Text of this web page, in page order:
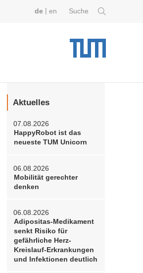
Suche
de en
Aktuelles
07.08.2026
HappyRobot ist das
neueste TUM Unicorn
06.08.2026
Mobilität gerechter
denken
06.08.2026
Adipositas-Medikament
senkt Risiko für
gefährliche Herz-
Kreislauf-Erkrankungen
und Infektionen deutlich